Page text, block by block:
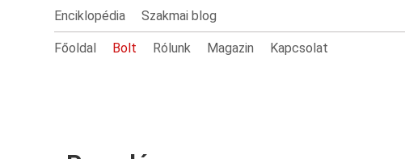
Enciklopédia Szakmai blog
Főoldal Bolt Rólunk Magazin Kapcsolat